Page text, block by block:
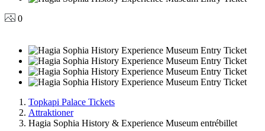
0
Topkapi Palace Tickets
Attraktioner
Hagia Sophia History & Experience Museum entrébillet